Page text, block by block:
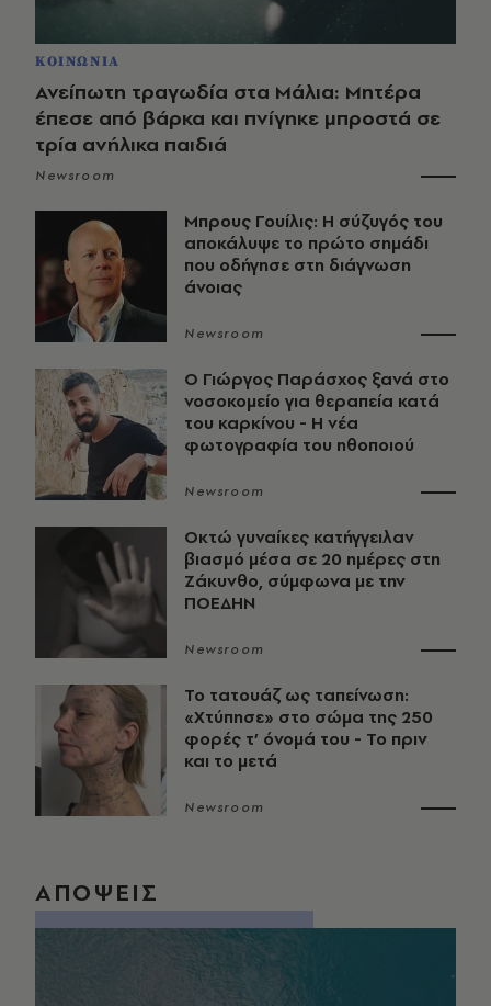
ΚΟΙΝΩΝΙΑ
Ανείπωτη τραγωδία στα Μάλια: Μητέρα
έπεσε από βάρκα και πνίγηκε μπροστά σε
τρία ανήλικα παιδιά
Newsroom
Μπρους Γουίλις: Η σύζυγός του
αποκάλυψε το πρώτο σημάδι
που οδήγησε στη διάγνωση
άνοιας
Newsroom
O Γιώργος Παράσχος ξανά στο
νοσοκομείο για θεραπεία κατά
του καρκίνου - Η νέα
φωτογραφία του ηθοποιού
Newsroom
Οκτώ γυναίκες κατήγγειλαν
βιασμό μέσα σε 20 ημέρες στη
Ζάκυνθο, σύμφωνα με την
ΠΟΕΔΗΝ
Newsroom
Το τατουάζ ως ταπείνωση:
«Χτύπησε» στο σώμα της 250
φορές τ’ όνομά του - Το πριν
και το μετά
Newsroom
ΑΠΟΨΕΙΣ